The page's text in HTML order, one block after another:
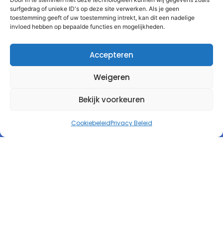
surfgedrag of unieke ID's op deze site verwerken. Als je geen
toestemming geeft of uw toestemming intrekt, kan dit een nadelige
invloed hebben op bepaalde functies en mogelijkheden.
Accepteren
Weigeren
Bekijk voorkeuren
CookiebeleidPrivacy Beleid